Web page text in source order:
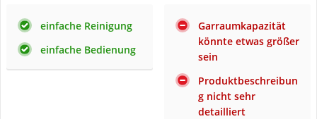
einfache Reinigung
einfache Bedienung
Garraumkapazität
könnte etwas größer
sein
Produktbeschreibun
g nicht sehr
detailliert